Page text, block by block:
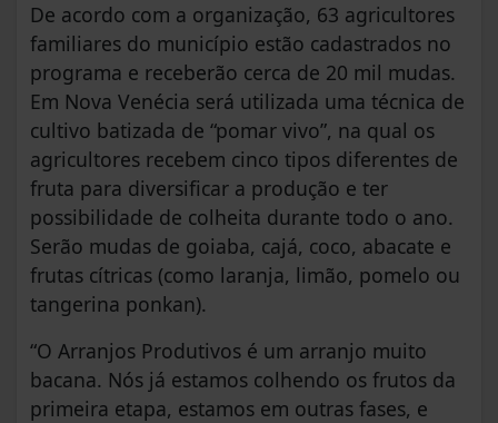
De acordo com a organização, 63 agricultores
familiares do município estão cadastrados no
programa e receberão cerca de 20 mil mudas.
Em Nova Venécia será utilizada uma técnica de
cultivo batizada de “pomar vivo”, na qual os
agricultores recebem cinco tipos diferentes de
fruta para diversificar a produção e ter
possibilidade de colheita durante todo o ano.
Serão mudas de goiaba, cajá, coco, abacate e
frutas cítricas (como laranja, limão, pomelo ou
tangerina ponkan).
“O Arranjos Produtivos é um arranjo muito
bacana. Nós já estamos colhendo os frutos da
primeira etapa, estamos em outras fases, e